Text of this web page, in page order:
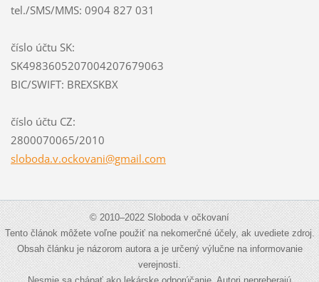
tel./SMS/MMS: 0904 827 031
číslo účtu SK:
SK4983605207004207679063
BIC/SWIFT: BREXSKBX
číslo účtu CZ:
2800070065/2010
sloboda.v.ockovani@gmail.com
© 2010–2022 Sloboda v očkovaní
Tento článok môžete voľne použiť na nekomerčné účely, ak uvediete zdroj.
Obsah článku je názorom autora a je určený výlučne na informovanie
verejnosti.